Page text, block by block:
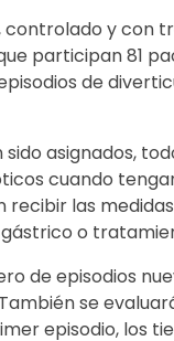
controlado y con
participan 81
de
asignados,
cuando
las
o
de episodios
se
episodio, los